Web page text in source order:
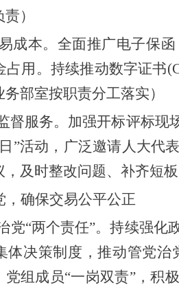
）
成本。全面推广电子保函
用。 持续推动数字证书
务部室按职责分工落实）
督服务。 加强开标评标现
”活动 ，广泛邀请人大代
及时整改问题、补齐短板
，确保交易公平公正
党“两个责任”。持续强化
体决策制度，推动管党治
党组成员“一岗双责”，积